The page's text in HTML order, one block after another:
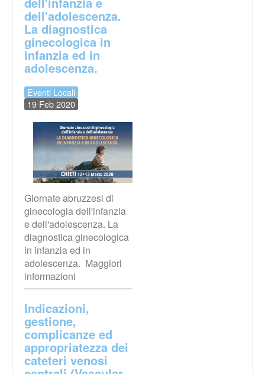
dell'adolescenza.
La diagnostica
ginecologica in
infanzia ed in
adolescenza.
Eventi Locali
19 Feb 2020
Giornate abruzzesi di
ginecologia dell'infanzia
e dell'adolescenza. La
diagnostica ginecologica
in infanzia ed in
adolescenza. Maggiori
informazioni
Indicazioni,
gestione,
complicanze ed
appropriatezza dei
cateteri venosi